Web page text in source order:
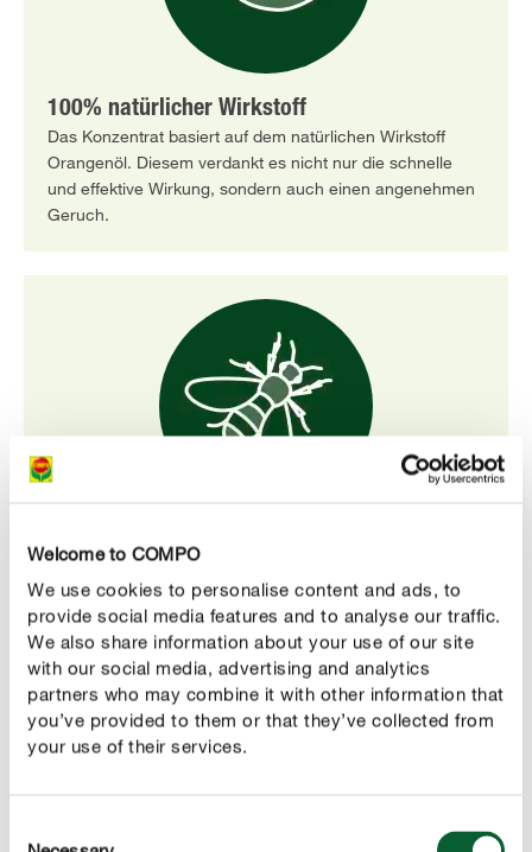
Welcome to COMPO
We use cookies to personalise content and ads, to
provide social media features and to analyse our traffic.
We also share information about your use of our site
with our social media, advertising and analytics
partners who may combine it with other information that
you’ve provided to them or that they’ve collected from
your use of their services.
100% natürlicher Wirkstoff
Das Konzentrat basiert auf dem natürlichen Wirkstoff
Orangenöl. Diesem verdankt es nicht nur die schnelle
und effektive Wirkung, sondern auch einen angenehmen
Geruch.
Schonend für Bienen
bienengefährlich – für einen verantwortungsvollen Einsatz
im Garten.
PRODUKTBESCHREIBUNG